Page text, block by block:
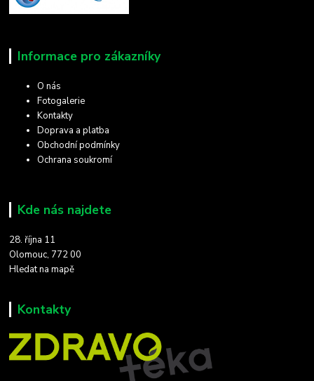
Informace pro zákazníky
O nás
Fotogalerie
Kontakty
Doprava a platba
Obchodní podmínky
Ochrana soukromí
Kde nás najdete
28. října 11
Olomouc, 772 00
Hledat na mapě
Kontakty